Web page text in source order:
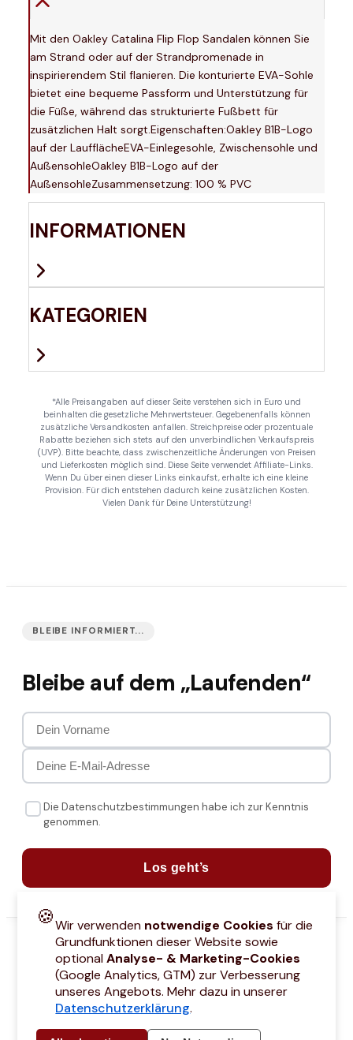
Mit den Oakley Catalina Flip Flop Sandalen können Sie
am Strand oder auf der Strandpromenade in
inspirierendem Stil flanieren. Die konturierte EVA-Sohle
bietet eine bequeme Passform und Unterstützung für
die Füße, während das strukturierte Fußbett für
zusätzlichen Halt sorgt.Eigenschaften:Oakley B1B-Logo
auf der LaufflächeEVA-Einlegesohle, Zwischensohle und
AußensohleOakley B1B-Logo auf der
AußensohleZusammensetzung: 100 % PVC
INFORMATIONEN
KATEGORIEN
*Alle Preisangaben auf dieser Seite verstehen sich in Euro und
beinhalten die gesetzliche Mehrwertsteuer. Gegebenenfalls können
zusätzliche Versandkosten anfallen. Streichpreise oder prozentuale
Rabatte beziehen sich stets auf den unverbindlichen Verkaufspreis
(UVP). Bitte beachte, dass zwischenzeitliche Änderungen von Preisen
und Lieferkosten möglich sind. Diese Seite verwendet Affiliate-Links.
Wenn Du über einen dieser Links einkaufst, erhalte ich eine kleine
Provision. Für dich entstehen dadurch keine zusätzlichen Kosten.
Vielen Dank für Deine Unterstützung!
BLEIBE INFORMIERT...
Bleibe auf dem „Laufenden“
Die Datenschutzbestimmungen habe ich zur Kenntnis
genommen.
Los geht’s
🍪Wir verwenden notwendige Cookies für die
Grundfunktionen dieser Website sowie
optionalAnalyse- & Marketing-Cookies
(Google Analytics, GTM) zur Verbesserung
unseres Angebots. Mehr dazu in unserer
Datenschutzerklärung.